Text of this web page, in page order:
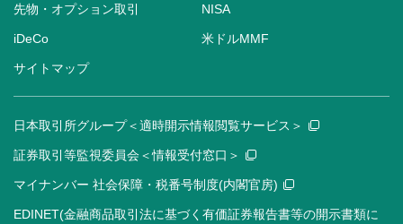
先物・オプション取引 NISA
iDeCo 米ドルMMF
サイトマップ
日本取引所グループ＜適時開示情報閲覧サービス＞
証券取引等監視委員会＜情報受付窓口＞
マイナンバー 社会保障・税番号制度(内閣官房)
EDINET(金融商品取引法に基づく有価証券報告書等の開示書類に